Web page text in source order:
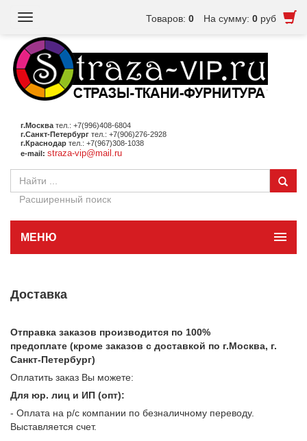
Товаров: 0 На сумму: 0 руб
Toggle
г.Москва тел.: +7(996)408-6804
г.Санкт-Петербург тел.: +7(906)276-2928
г.Краснодар тел.: +7(967)308-1038
e-mail: straza-vip@mail.ru
Расширенный поиск
МЕНЮ
Доставка
Отправка заказов производится по 100%
предоплате (кроме заказов с доставкой по г.Москва, г.
Санкт-Петербург)
Оплатить заказ Вы можете:
Для юр. лиц и ИП (опт):
- Оплата на р/с компании по безналичному переводу.
Выставляется счет.